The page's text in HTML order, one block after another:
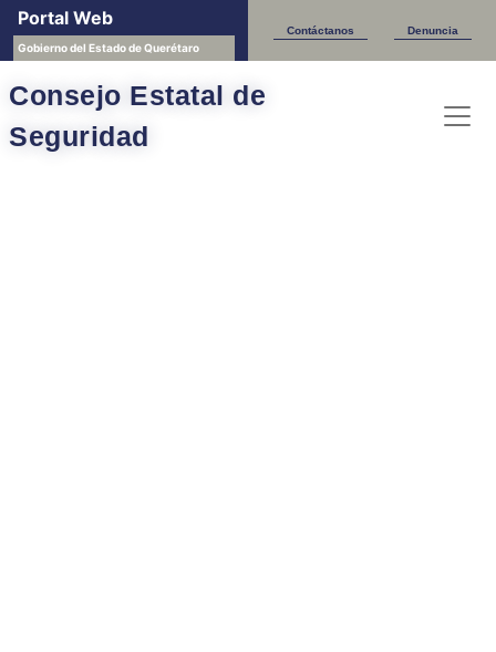
Portal Web
Gobierno del Estado de Querétaro
Contáctanos Denuncia
Consejo Estatal de
Seguridad